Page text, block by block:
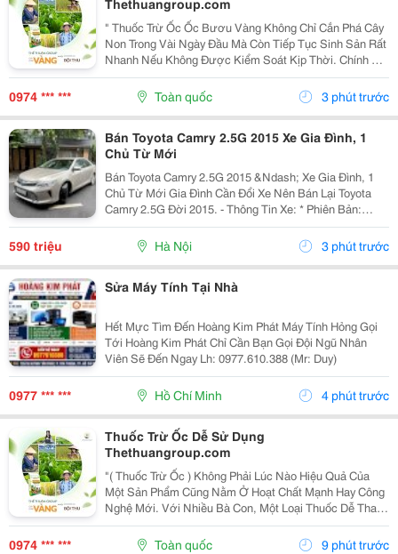
Thethuangroup.com
" Thuốc Trừ Ốc Ốc Bươu Vàng Không Chỉ Cắn Phá Cây
Non Trong Vài Ngày Đầu Mà Còn Tiếp Tục Sinh Sản Rất
Nhanh Nếu Không Được Kiểm Soát Kịp Thời. Chính Vì
Vậy, Khi Tìm Kiếm Giải Pháp Phòng Trừ, Nhiều Bà Con
Thường Đặt Ra Một Mong Muốn Rất Rõ Ràng: Xử Lý...
0974 *** *** Toàn quốc 3 phút trước
Bán Toyota Camry 2.5G 2015 Xe Gia Đình, 1
Chủ Từ Mới
Bán Toyota Camry 2.5G 2015 &Ndash; Xe Gia Đình, 1
Chủ Từ Mới Gia Đình Cần Đổi Xe Nên Bán Lại Toyota
Camry 2.5G Đời 2015. - Thông Tin Xe: * Phiên Bản:
Toyota Camry 2.5G * Năm Sản Xuất: 2015 * Odo: 11 Vạn
Km * Xe 1 Chủ Từ Đầu * Xuất Hóa Đơn Công...
590 triệu Hà Nội 3 phút trước
Sửa Máy Tính Tại Nhà
Hết Mực Tìm Đến Hoàng Kim Phát Máy Tính Hỏng Gọi
Tới Hoàng Kim Phát Chỉ Cần Bạn Gọi Đội Ngũ Nhân
Viên Sẽ Đến Ngay Lh: 0977.610.388 (Mr: Duy)
0977 *** *** Hồ Chí Minh 4 phút trước
Thuốc Trừ Ốc Dễ Sử Dụng
Thethuangroup.com
"( Thuốc Trừ Ốc ) Không Phải Lúc Nào Hiệu Quả Của
Một Sản Phẩm Cũng Nằm Ở Hoạt Chất Mạnh Hay Công
Nghệ Mới. Với Nhiều Bà Con, Một Loại Thuốc Dễ Thao
Tác, Dễ Áp Dụng Và Không Mất Quá Nhiều Thời Gian
Chuẩn Bị Lại Là Yếu Tố Tạo Nên Sự Khác Biệt Trong...
0974 *** *** Toàn quốc 9 phút trước